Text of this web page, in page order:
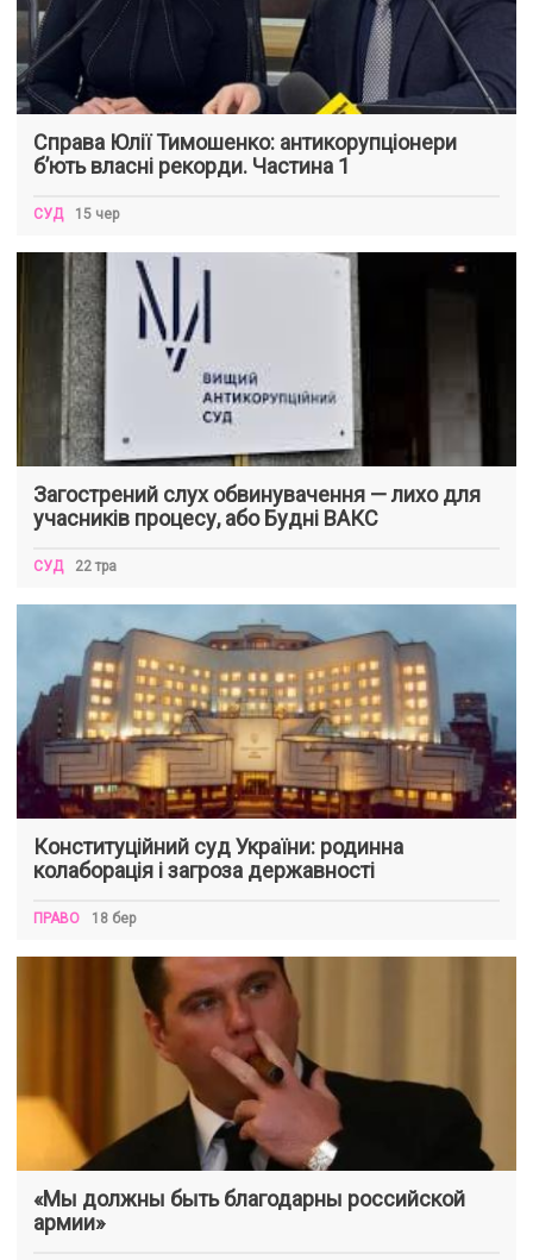
Справа Юлії Тимошенко: антикорупціонери
б’ють власні рекорди. Частина 1
СУД 15 чер
Загострений слух обвинувачення — лихо для
учасників процесу, або Будні ВАКС
СУД 22 тра
Конституційний суд України: родинна
колаборація і загроза державності
ПРАВО 18 бер
«Мы должны быть благодарны российской
армии»